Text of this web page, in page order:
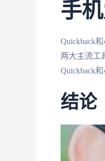
手
Quickback
两大主流工
Quickback
结论